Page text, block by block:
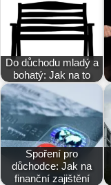
Do důchodu mladý a
bohatý: Jak na to
Spoření pro
důchodce: Jak na
finanční zajištění